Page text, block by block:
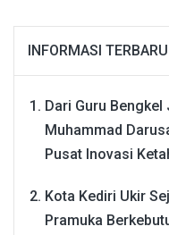
INFORMASI TERBARU
Dari Guru
Muhammad
Pusat Inovasi
Kota Kediri Ukir
Pramuka